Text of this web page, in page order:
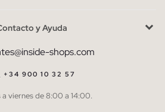
política de privacidad
SUSCRIBIRME
la suscripción en cualquier momento.
y Ayuda
shops.com
+34 900 10 32 57
a viernes de 8:00 a 14:00.